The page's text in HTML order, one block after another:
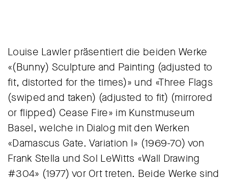
Louise Lawler präsentiert die beiden Werke
«(Bunny) Sculpture and Painting (adjusted to
fit, distorted for the times)» und «Three Flags
(swiped and taken) (adjusted to fit) (mirrored
or flipped) Cease Fire» im Kunstmuseum
Basel, welche in Dialog mit den Werken
«Damascus Gate. Variation I» (1969-70) von
Frank Stella und Sol LeWitts «Wall Drawing
#304» (1977) vor Ort treten. Beide Werke sind